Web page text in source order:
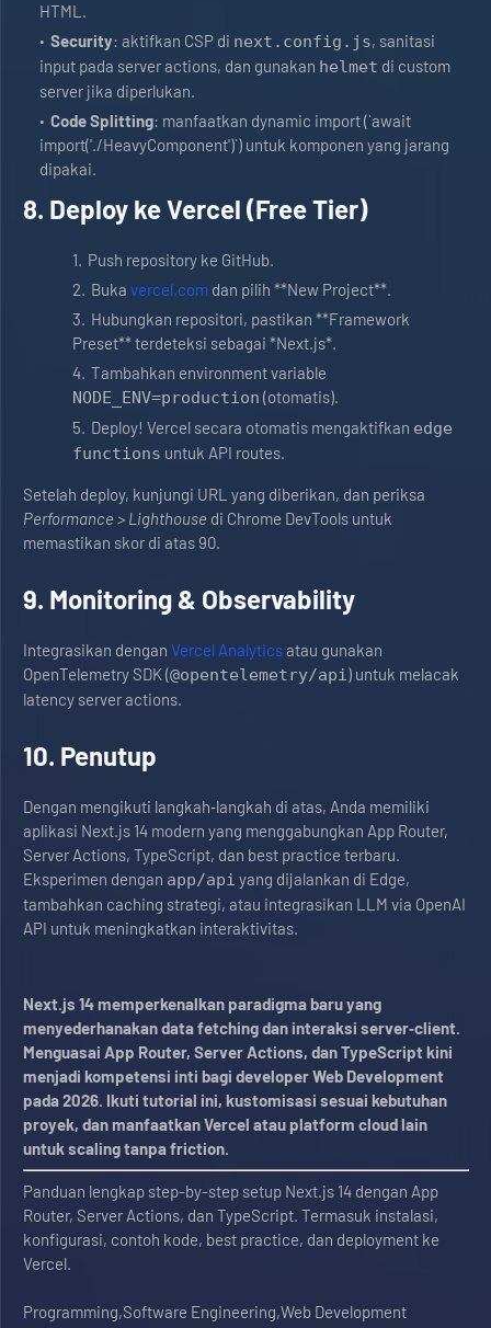
HTML.
Security: aktifkan CSP di next.config.js, sanitasi
input pada server actions, dan gunakan helmet di custom
server jika diperlukan.
Code Splitting: manfaatkan dynamic import (`await
import('./HeavyComponent')`) untuk komponen yang jarang
dipakai.
8. Deploy ke Vercel (Free Tier)
Push repository ke GitHub.
Buka vercel.com dan pilih **New Project**.
Hubungkan repositori, pastikan **Framework
Preset** terdeteksi sebagai *Next.js*.
Tambahkan environment variable
NODE_ENV=production (otomatis).
Deploy! Vercel secara otomatis mengaktifkan edge
functions untuk API routes.
Setelah deploy, kunjungi URL yang diberikan, dan periksa
Performance > Lighthouse di Chrome DevTools untuk
memastikan skor di atas 90.
9. Monitoring & Observability
Integrasikan dengan Vercel Analyticsatau gunakan
OpenTelemetry SDK (@opentelemetry/api) untuk melacak
latency server actions.
10. Penutup
Dengan mengikuti langkah‑langkah di atas, Anda memiliki
aplikasi Next.js 14 modern yang menggabungkan App Router,
Server Actions, TypeScript, dan best practice terbaru.
Eksperimen dengan app/api yang dijalankan di Edge,
tambahkan caching strategi, atau integrasikan LLM via OpenAI
API untuk meningkatkan interaktivitas.
Next.js 14 memperkenalkan paradigma baru yang
menyederhanakan data fetching dan interaksi server‑client.
Menguasai App Router, Server Actions, dan TypeScript kini
menjadi kompetensi inti bagi developer Web Development
pada 2026. Ikuti tutorial ini, kustomisasi sesuai kebutuhan
proyek, dan manfaatkan Vercel atau platform cloud lain
untuk scaling tanpa friction.
Panduan lengkap step-by-step setup Next.js 14 dengan App
Router, Server Actions, dan TypeScript. Termasuk instalasi,
konfigurasi, contoh kode, best practice, dan deployment ke
Vercel.
Programming,Software Engineering,Web Development